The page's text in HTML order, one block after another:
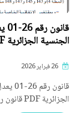
الجنسية الجزائرية PDF
الجزائرية PDF قانون رقم…